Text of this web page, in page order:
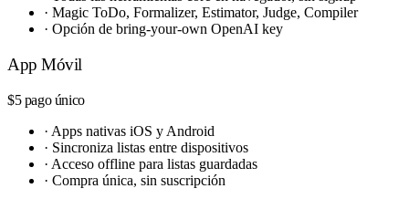
· Magic ToDo, Formalizer, Estimator, Judge, Compiler
· Opción de bring-your-own OpenAI key
App Móvil
$5pago único
· Apps nativas iOS y Android
· Sincroniza listas entre dispositivos
· Acceso offline para listas guardadas
· Compra única, sin suscripción